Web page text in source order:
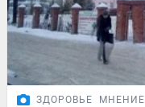
ЗДОРОВЬЕ МНЕНИЕ